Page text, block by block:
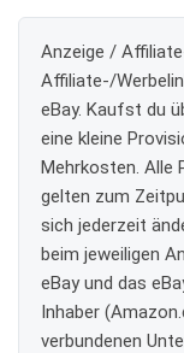
Anzeige /
Affiliate-/
eBay. Kaufst du
eine kleine
Mehrkosten. Alle
gelten zum
sich jederzeit
beim jeweiligen
eBay und das
Inhaber
verbundenen